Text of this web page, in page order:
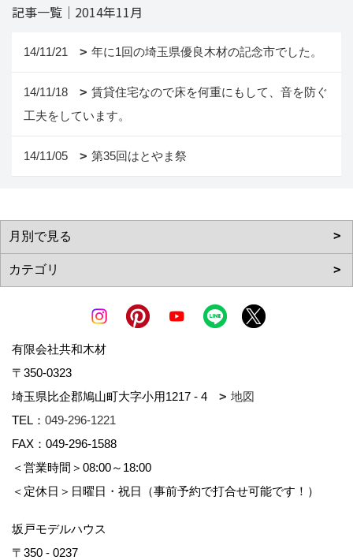
記事一覧｜2014年11月
14/11/21 年に1回の埼玉県優良木材の記念市でした。
14/11/18
賃貸住宅なので床を何重にもして、音を防ぐ
工夫をしています。
14/11/05 第35回はとやま祭
有限会社共和木材
〒350-0323
埼玉県比企郡鳩山町大字小用1217 - 4
地図
TEL： 049-296-1221
FAX：049-296-1588
＜営業時間＞08:00～18:00
＜定休日＞日曜日・祝日（事前予約で打合せ可能です！）
坂戸モデルハウス
〒350 - 0237